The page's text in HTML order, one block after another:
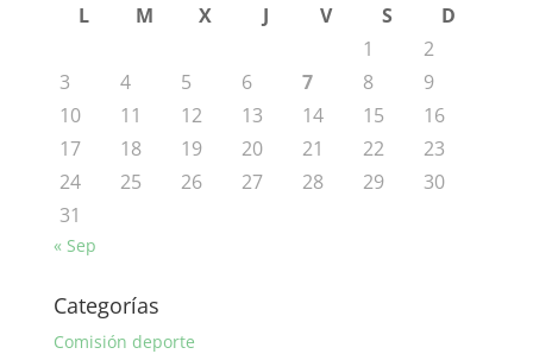
L M X J V S
D
1
2
3
4 5 6 7 8
9
10
11 12 13 14 15
16
17
18 19 20 21 22
23
24
25 26 27 28 29
30
31
« Sep
Categorías
Comisión deporte